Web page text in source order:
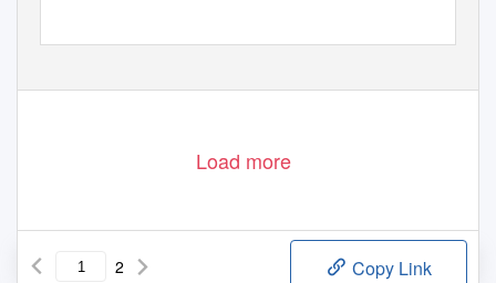
Load more
2 Copy Link